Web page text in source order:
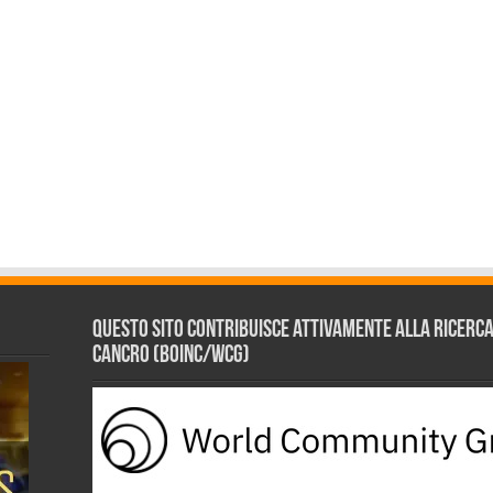
Questo sito contribuisce attivamente alla
Cancro (BOINC/WCG)